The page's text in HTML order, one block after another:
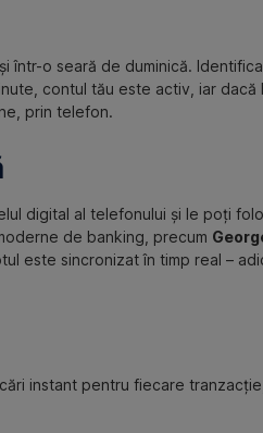
într-o seară de duminică.
contul tău este activ, iar dacă
prin telefon.
digital al telefonului și le poți
de banking, precum
este sincronizat în timp real –
instant pentru fiecare